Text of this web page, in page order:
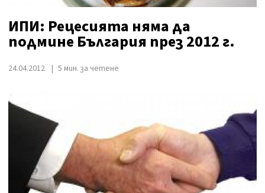
ИПИ: Рецесията няма да
подмине България през 2012 г.
24.04.2012 5 мин. за четене